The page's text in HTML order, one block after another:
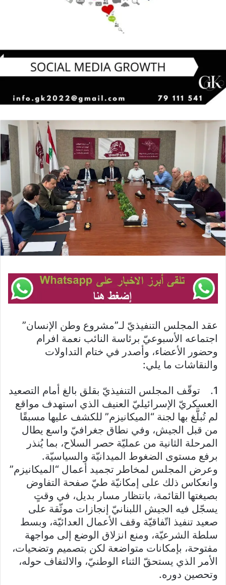
عقد المجلس التنفيذيّ لـ”مشروع وطن الإنسان”
اجتماعه الأسبوعيّ برئاسة النائب نعمة افرام
وحضور الأعضاء، وأصدر في ختام التداولات
والنقاشات ما يلي:
1. توقّف المجلس التنفيذيّ بقلق بالغ أمام التصعيد
العسكريّ الإسرائيليّ العنيف الذي استهدف مواقع
لم تُبلَّغ بها لجنة “الميكانيزم” للكشف عليها مسبقًا
من قبل الجيش، وفي نطاق جغرافيّ واسع يطال
المرحلة الثانية من عمليّة حصر السلاح، بما يُنذر
برفع مستوى الضغوط الميدانيّة والسياسيّة.
وعرض المجلس لمخاطر تجميد أعمال “الميكانيزم”
وانعكاس ذلك على إمكانيّة طيّ صفحة التفاوض
بصيغتها القائمة، بانتظار مسار بديل، في وقتٍ
يسجّل فيه الجيش اللبنانيّ إنجازات موثّقة على
صعيد تنفيذ اتّفاقيّة وقف الأعمال العدائيّة، وبسط
سلطة الشرعيّة، ومنع انزلاق الوضع إلى مواجهة
مفتوحة، بإمكانات متواضعة لكن بتصميم وتضحيات،
الأمر الذي يستحقّ الثناء الوطنيّ، والالتفاف حوله،
وتحصين دوره.